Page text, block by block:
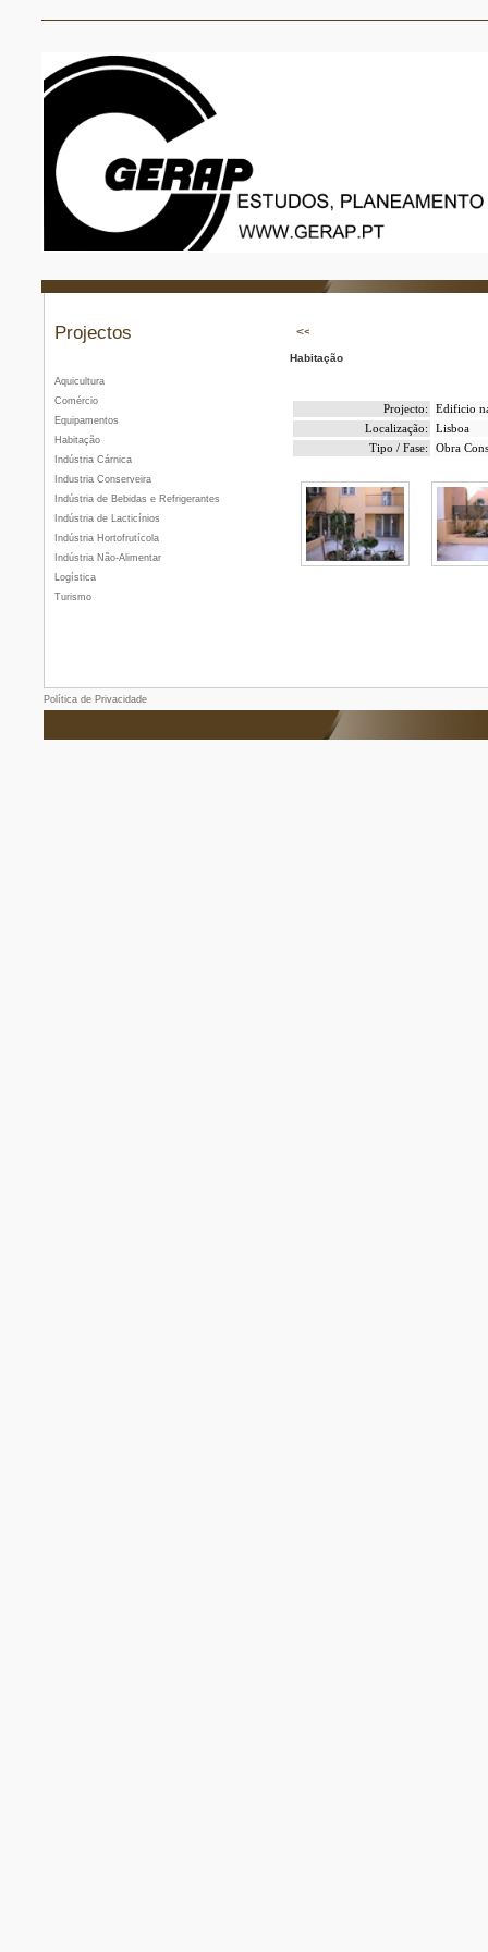
Projectos
Aquicultura
Comércio
Equipamentos
Habitação
Indústria Cárnica
Industria Conserveira
Indústria de Bebidas e Refrigerantes
Indústria de Lacticínios
Indústria Hortofrutícola
Indústria Não-Alimentar
Logística
Turismo
Habitação
Projecto:
Edificio
Localização:
Lisboa
Tipo / Fase:
Obra
Política de Privacidade